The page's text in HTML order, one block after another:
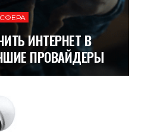
СФЕРА
ИНТЕРНЕТ В
ПРОВАЙДЕРЫ